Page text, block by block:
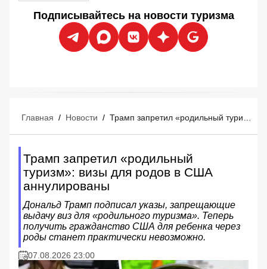
Подписывайтесь на новости туризма
Главная / Новости / Трамп запретил «родильный туризм»: визы для родов в США аннулированы
Трамп запретил «родильный
туризм»: визы для родов в США
аннулированы
Дональд Трамп подписал указы, запрещающие
выдачу виз для «родильного туризма». Теперь
получить гражданство США для ребенка через
роды станет практически невозможно.
07.08.2026 23:00